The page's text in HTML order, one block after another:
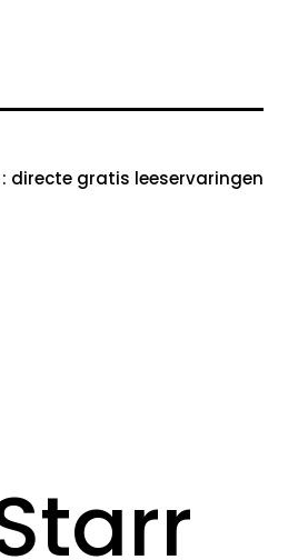
directe gratis leeservaringen